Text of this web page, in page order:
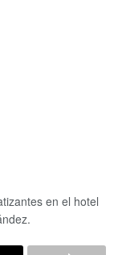
en el hotel